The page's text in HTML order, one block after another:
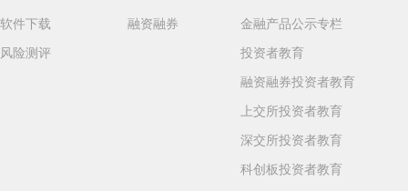
软件下载
风险测评
融资融券 金融产品公示专栏
投资者教育
融资融券投资者教育
上交所投资者教育
深交所投资者教育
科创板投资者教育